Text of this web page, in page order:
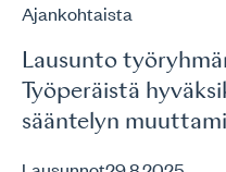
Ajankohtaista
Lausunto
Työperäistä
sääntelyn